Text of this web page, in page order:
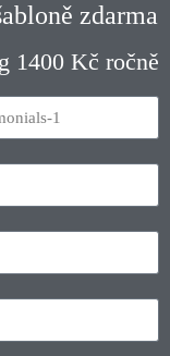
zdarma
1400 Kč ročně